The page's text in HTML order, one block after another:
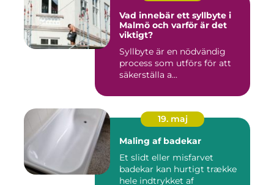
Vad innebär ett syllbyte i
Malmö och varför är det
viktigt?
Syllbyte är en nödvändig
process som utförs för att
säkerställa a...
19. maj
Maling af badekar
Et slidt eller misfarvet
badekar kan hurtigt trække
hele indtrykket af